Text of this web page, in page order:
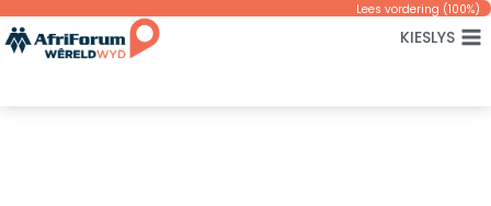
Skip
to
Lees vordering (100%)
KIESLYS